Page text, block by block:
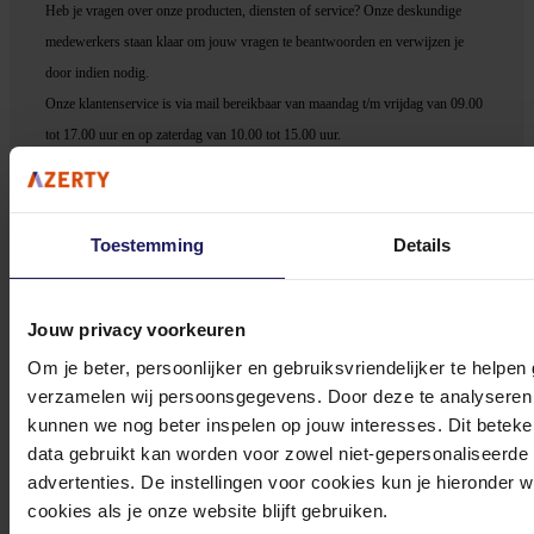
Toestemming Details
Jouw privacy voorkeuren
Om je beter, persoonlijker en gebruiksvriendelijker te
verzamelen wij persoonsgegevens. Door deze te
kunnen we nog beter inspelen op jouw interesses. Dit
data gebruikt kan worden voor zowel niet-
advertenties. De instellingen voor cookies kun je hieronder
cookies als je onze website blijft gebruiken.
Heb je vragen over onze producten, diensten of service? Onze deskundige
medewerkers staan klaar om jouw vragen te beantwoorden en verwijzen je
door indien nodig.
Onze klantenservice is via mail bereikbaar van maandag t/m vrijdag van 09.00
tot 17.00 uur en op zaterdag van 10.00 tot 15.00 uur.